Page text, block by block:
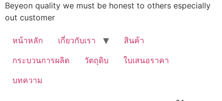
Beyeon quality we must be honest to others especially
out customer
หน้าหลัก เกี่ยวกับเรา
สินค้า
กระบวนการผลิต
วัตถุดิบ
ใบเสนอราคา
บทความ